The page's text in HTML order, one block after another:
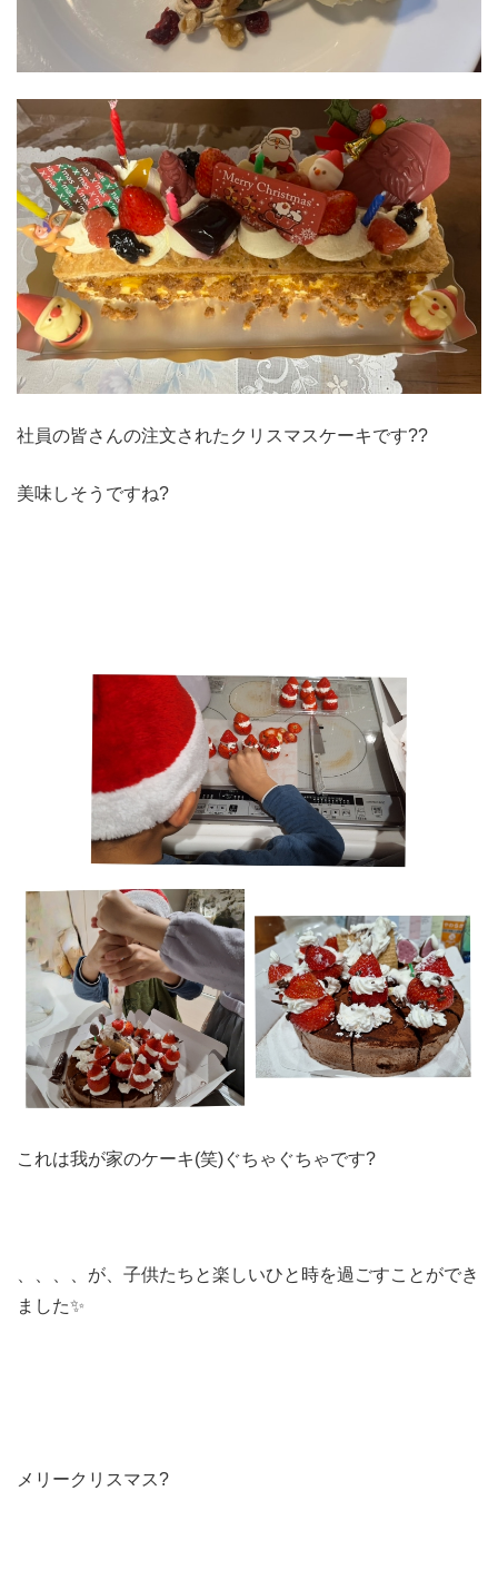
社員の皆さんの注文されたクリスマスケーキです??
美味しそうですね?
これは我が家のケーキ(笑)ぐちゃぐちゃです?
、、、、が、子供たちと楽しいひと時を過ごすことができ
ました✨
メリークリスマス?